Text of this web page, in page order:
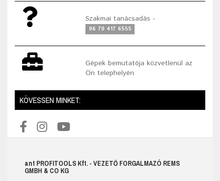
Szakmai tanácsadás -
06 70 417 6555
Gépek bemutatója közvetlenül az
Ön telephelyén
KÖVESSEN MINKET:
ant PROFITOOLS Kft. - VEZETŐ FORGALMAZÓ REMS
GMBH & CO KG